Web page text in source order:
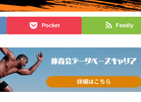
Pocket Feedly